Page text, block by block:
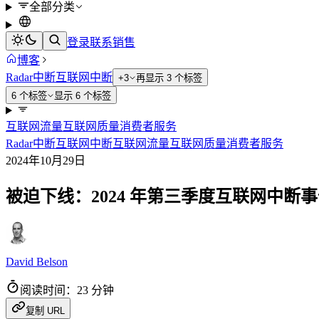
全部分类
登录联系销售
博客
Radar中断互联网中断 +3
再显示 3 个标签
6 个标签
显示 6 个标签
互联网流量互联网质量消费者服务
Radar中断互联网中断互联网流量互联网质量消费者服务
2024年10月29日
被迫下线：2024 年第三季度互联网中断
David Belson
阅读时间：23 分钟
复制 URL